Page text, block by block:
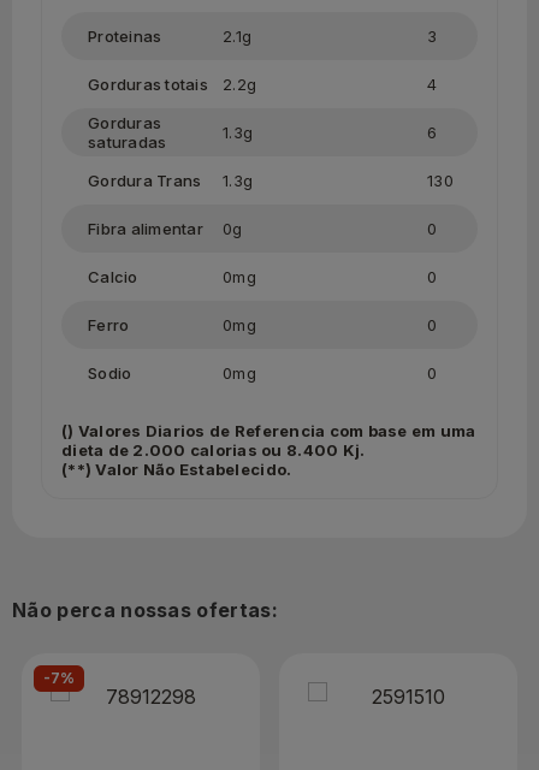
Proteinas 2.1g 3
Gorduras totais 2.2g
4
Gorduras
saturadas
1.3g 6
Gordura Trans 1.3g 130
Fibra alimentar 0g 0
Calcio 0mg 0
Ferro 0mg 0
Sodio 0mg 0
() Valores Diarios de Referencia com base em uma
dieta de 2.000 calorias ou 8.400 Kj.
(**) Valor Não Estabelecido.
Não perca nossas ofertas:
-7%